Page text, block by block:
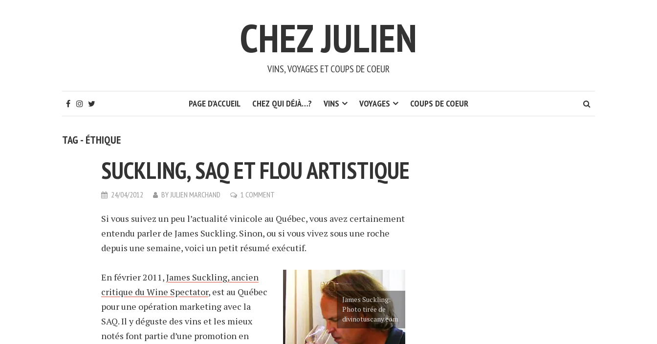
CHEZ JULIEN
VINS, VOYAGES ET COUPS DE COEUR
PAGE D’ACCUEIL CHEZ QUI DÉJÀ…? VINS VOYAGES COUPS DE COEUR
TAG - ÉTHIQUE
SUCKLING, SAQ ET FLOU ARTISTIQUE
24/04/2012 BYJULIEN MARCHAND 1 COMMENT
Si vous suivez un peu l’actualité vinicole au Québec, vous avez certainement
entendu parler de James Suckling. Sinon, ou si vous vivez sous une roche
depuis une semaine, voici un petit résumé exécutif.
James Suckling:
Photo tirée de
divinotuscany.com
En février 2011,James Suckling, ancien
critique du Wine Spectator, est au Québec
pour une opération marketing avec la
SAQ. Il y déguste des vins et les mieux
notés font partie d’une promotion en